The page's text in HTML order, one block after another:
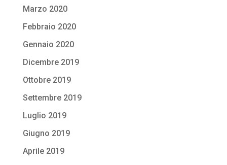
Marzo 2020
Febbraio 2020
Gennaio 2020
Dicembre 2019
Ottobre 2019
Settembre 2019
Luglio 2019
Giugno 2019
Aprile 2019